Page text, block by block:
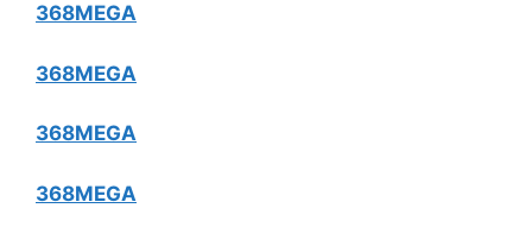
368MEGA
368MEGA
368MEGA
368MEGA